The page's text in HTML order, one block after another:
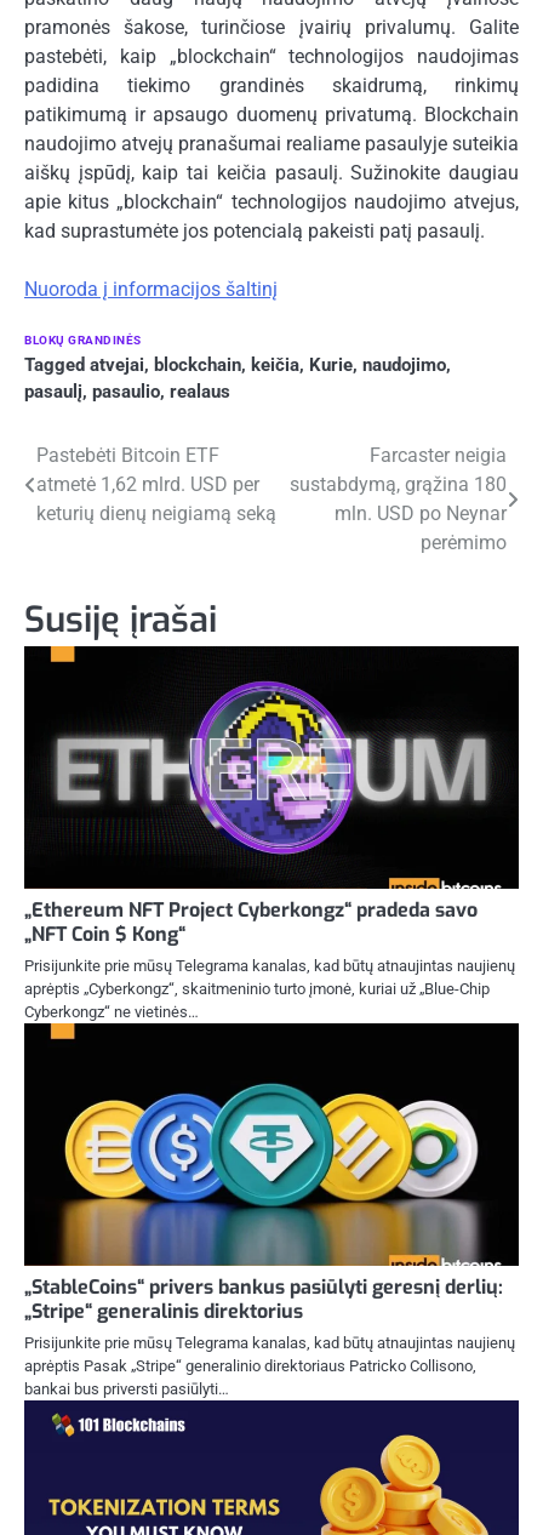
pramonės šakose, turinčiose įvairių privalumų. Galite
pastebėti, kaip „blockchain“ technologijos naudojimas
padidina tiekimo grandinės skaidrumą, rinkimų
patikimumą ir apsaugo duomenų privatumą. Blockchain
naudojimo atvejų pranašumai realiame pasaulyje suteikia
aiškų įspūdį, kaip tai keičia pasaulį. Sužinokite daugiau
apie kitus „blockchain“ technologijos naudojimo atvejus,
kad suprastumėte jos potencialą pakeisti patį pasaulį.
Nuoroda į informacijos šaltinį
BLOKŲ GRANDINĖS
Tagged atvejai, blockchain, keičia, Kurie, naudojimo,
pasaulį, pasaulio, realaus
Navigacija
tarp
Pastebėti Bitcoin ETF
atmetė 1,62 mlrd. USD per
keturių dienų neigiamą seką
Farcaster neigia
sustabdymą, grąžina 180
mln. USD po Neynar
perėmimo
Susiję įrašai
„Ethereum NFT Project Cyberkongz“ pradeda savo
„NFT Coin $ Kong“
Prisijunkite prie mūsų Telegrama kanalas, kad būtų atnaujintas naujienų
aprėptis „Cyberkongz“, skaitmeninio turto įmonė, kuriai už „Blue-Chip
Cyberkongz“ ne vietinės…
„StableCoins“ privers bankus pasiūlyti geresnį derlių:
„Stripe“ generalinis direktorius
Prisijunkite prie mūsų Telegrama kanalas, kad būtų atnaujintas naujienų
aprėptis Pasak „Stripe“ generalinio direktoriaus Patricko Collisono,
bankai bus priversti pasiūlyti…